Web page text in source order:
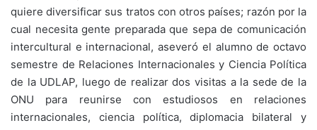
quiere diversificar sus tratos con otros países; razón por la
cual necesita gente preparada que sepa de comunicación
intercultural e internacional, aseveró el alumno de octavo
semestre de Relaciones Internacionales y Ciencia Política
de la UDLAP, luego de realizar dos visitas a la sede de la
ONU para reunirse con estudiosos en relaciones
internacionales, ciencia política, diplomacia bilateral y